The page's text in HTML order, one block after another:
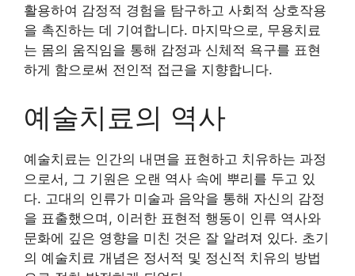
활용하여 감정적 경험을 탐구하고 사회적 상호작용
을 촉진하는 데 기여합니다. 마지막으로, 무용치료
는 몸의 움직임을 통해 감정과 신체적 욕구를 표현
하게 함으로써 전인적 접근을 지향합니다.
예술치료의 역사
예술치료는 인간의 내면을 표현하고 치유하는 과정
으로서, 그 기원은 오랜 역사 속에 뿌리를 두고 있
다. 고대의 인류가 미술과 음악을 통해 자신의 감정
을 표출했으며, 이러한 표현적 행동이 인류 역사와
문화에 깊은 영향을 미친 것은 잘 알려져 있다. 초기
의 예술치료 개념은 정서적 및 정신적 치유의 방법